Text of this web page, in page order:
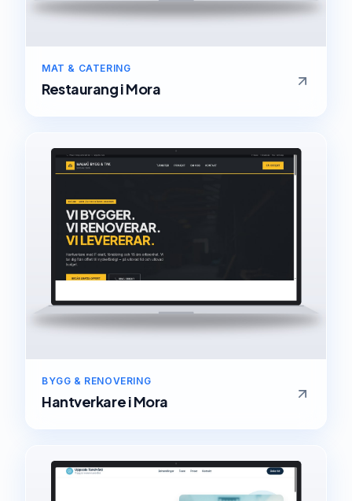
MAT & CATERING
RestaurangiMora
BYGG & RENOVERING
HantverkareiMora